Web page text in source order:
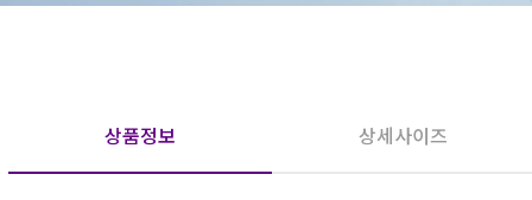
상품정보 상세사이즈